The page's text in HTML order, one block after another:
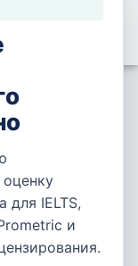
для IELTS,
и
— Abu